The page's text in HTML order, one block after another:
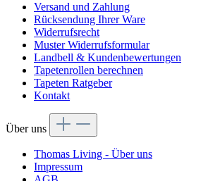
Versand und Zahlung
Rücksendung Ihrer Ware
Widerrufsrecht
Muster Widerrufsformular
Landbell & Kundenbewertungen
Tapetenrollen berechnen
Tapeten Ratgeber
Kontakt
Über uns
Thomas Living - Über uns
Impressum